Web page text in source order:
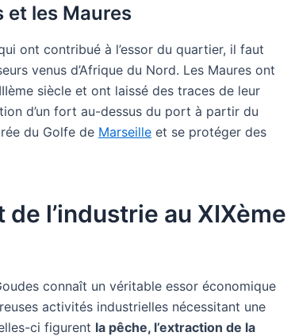
et les Maures
ont contribué à l’essor du quartier, il faut
venus d’Afrique du Nord. Les Maures ont
siècle et ont laissé des traces de leur
d’un fort au-dessus du port à partir du
du Golfe de Marseille et se protéger des
l’industrie au XIXème
connaît un véritable essor économique
activités industrielles nécessitant une
ci figurent la pêche, l’extraction de la